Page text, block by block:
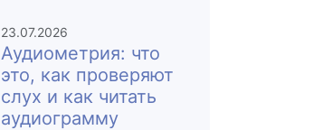
23.07.2026
Аудиометрия: что
это, как проверяют
слух и как читать
аудиограмму